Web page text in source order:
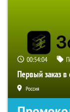
00:54:03
Первый заказ в
Россия